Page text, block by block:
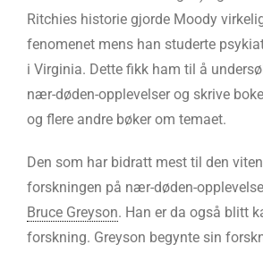
Ritchies historie gjorde Moody
fenomenet mens han studerte
i Virginia. Dette fikk ham til å
nær-døden-opplevelser og skrive
og flere andre bøker om temaet.
Den som har bidratt mest til den
forskningen på nær-døden-
Bruce Greyson. Han er da også blitt
forskning. Greyson begynte sin